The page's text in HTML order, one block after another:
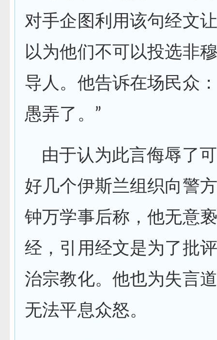
对手企图利用该句经文
以为他们不可以投选非
导人。他告诉在场民众
愚弄了。”
由于认为此言侮辱了
好几个伊斯兰组织向警
钟万学事后称，他无意
经，引用经文是为了批
治宗教化。他也为失言
无法平息众怒。